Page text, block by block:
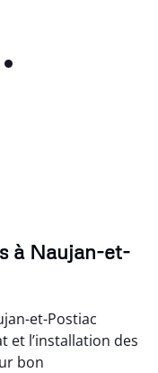
à Naujan-et-
et-Postiac
et l’installation des
bon